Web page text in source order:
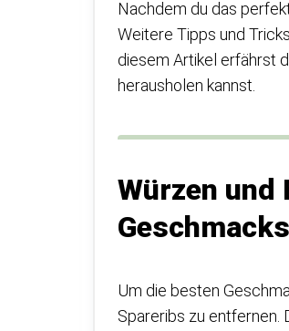
Nachdem du das
Weitere Tipps und
diesem Artikel erfährst
herausholen kannst.
Würzen und
Um die besten
Spareribs zu entfernen.